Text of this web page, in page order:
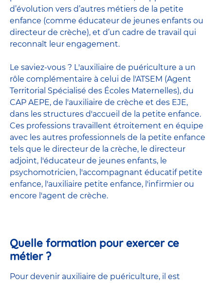
d’évolution vers d’autres métiers de la petite
enfance (comme éducateur de jeunes enfants ou
directeur de crèche), et d’un cadre de travail qui
reconnaît leur engagement.
Le saviez-vous ? L'auxiliaire de puériculture a un
rôle complémentaire à celui de l'ATSEM (Agent
Territorial Spécialisé des Écoles Maternelles), du
CAP AEPE, de l'auxiliaire de crèche et des EJE,
dans les structures d'accueil de la petite enfance.
Ces professions travaillent étroitement en équipe
avec les autres professionnels de la petite enfance
tels que le directeur de la crèche, le directeur
adjoint, l'éducateur de jeunes enfants, le
psychomotricien, l'accompagnant éducatif petite
enfance, l'auxiliaire petite enfance, l'infirmier ou
encore l'agent de crèche.
Quelle formation pour exercer ce
métier ?
Pour devenir auxiliaire de puériculture, il est